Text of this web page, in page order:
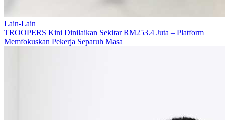
Lain-Lain
TROOPERS Kini Dinilaikan Sekitar RM253.4 Juta – Platform
Memfokuskan Pekerja Separuh Masa